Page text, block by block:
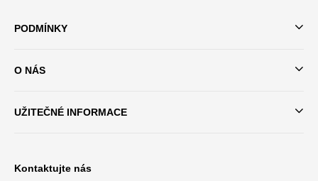
PODMÍNKY
O NÁS
UŽITEČNÉ INFORMACE
Kontaktujte nás